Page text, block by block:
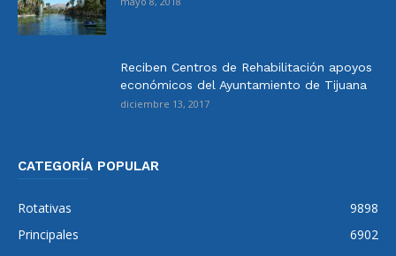
Reciben Centros de Rehabilitación apoyos
económicos del Ayuntamiento de Tijuana
diciembre 13, 2017
CATEGORÍA POPULAR
Rotativas
9898
Principales
6902